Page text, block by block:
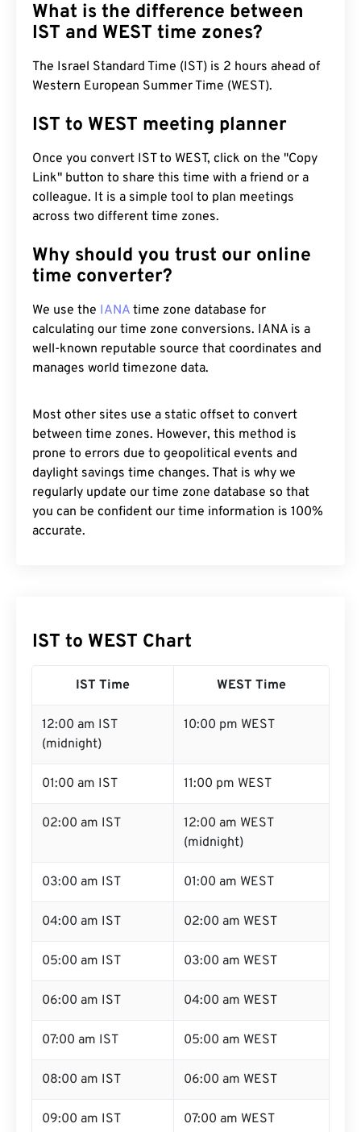
What is the difference between
IST and WEST time zones?
The Israel Standard Time (IST) is 2 hours ahead of
Western European Summer Time (WEST).
IST to WEST meeting planner
Once you convert IST to WEST, click on the "Copy
Link" button to share this time with a friend or a
colleague. It is a simple tool to plan meetings
across two different time zones.
Why should you trust our online
time converter?
We use the IANA time zone database for
calculating our time zone conversions. IANA is a
well-known reputable source that coordinates and
manages world timezone data.
Most other sites use a static offset to convert
between time zones. However, this method is
prone to errors due to geopolitical events and
daylight savings time changes. That is why we
regularly update our time zone database so that
you can be confident our time information is 100%
accurate.
IST to WEST Chart
IST Time WEST Time
12:00 am IST
(midnight)
10:00 pm WEST
01:00 am IST 11:00 pm WEST
02:00 am IST
12:00 am WEST
(midnight)
03:00 am IST 01:00 am WEST
04:00 am IST 02:00 am WEST
05:00 am IST 03:00 am WEST
06:00 am IST 04:00 am WEST
07:00 am IST 05:00 am WEST
08:00 am IST 06:00 am WEST
09:00 am IST 07:00 am WEST